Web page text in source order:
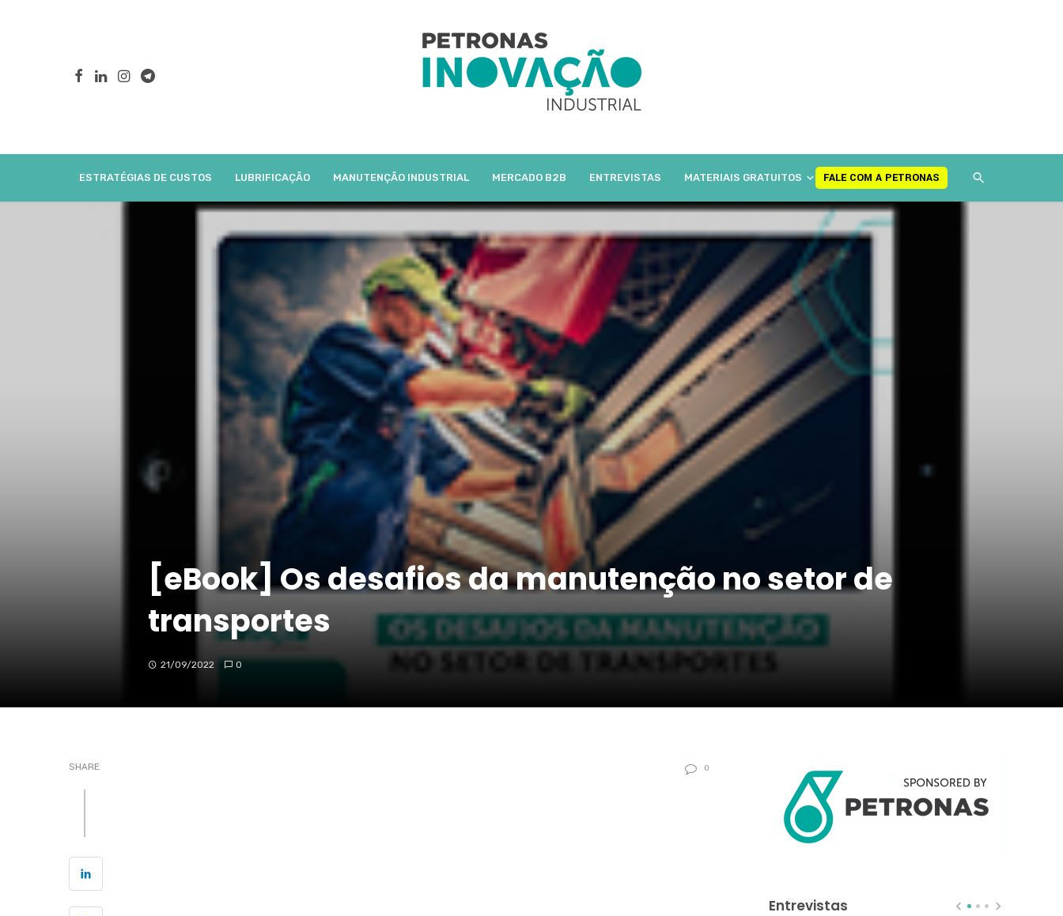
ESTRATÉGIAS DE CUSTOS LUBRIFICAÇÃO MANUTENÇÃO INDUSTRIAL MERCADO B2B ENTREVISTAS MATERIAIS GRATUITOS FALE COM A PETRONAS
FALE COM A PETRONAS
[eBook] Os desafios da manutenção no setor de
transportes
21/09/2022 0
SHARE 0
Entrevistas